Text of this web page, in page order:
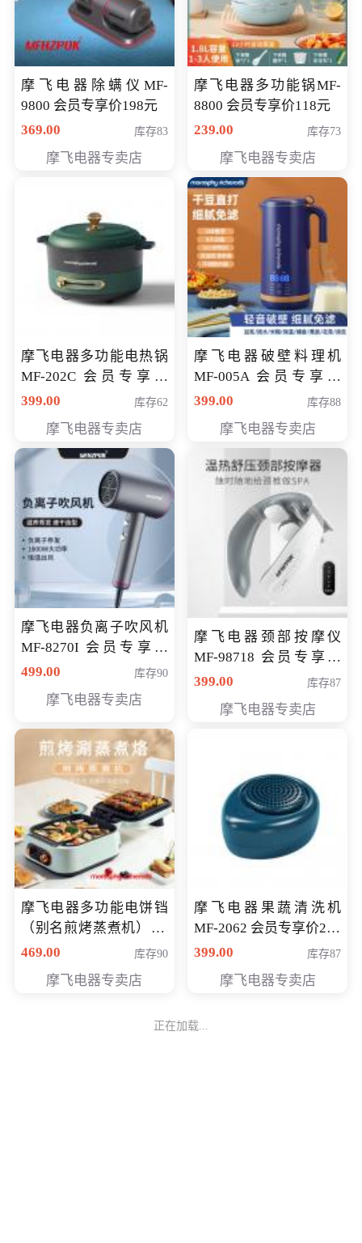
摩飞电器除螨仪MF-
9800 会员专享价198元
369.00
库存83
摩飞电器专卖店
摩飞电器多功能锅MF-
8800 会员专享价118元
239.00
库存73
摩飞电器专卖店
摩飞电器多功能电热锅
MF-202C 会员专享价
269元
399.00 库存62
摩飞电器专卖店
摩飞电器破壁料理机
MF-005A 会员专享价
198元
399.00 库存88
摩飞电器专卖店
摩飞电器负离子吹风机
MF-8270I 会员专享价
369元
499.00 库存90
摩飞电器专卖店
摩飞电器颈部按摩仪
MF-98718 会员专享价
299元
399.00 库存87
摩飞电器专卖店
摩飞电器多功能电饼铛
（别名煎烤蒸煮机） 型
号MF-8888B 会员专享
469.00 库存90
摩飞电器专卖店
摩飞电器果蔬清洗机
MF-2062 会员专享价268
元
399.00 库存87
摩飞电器专卖店
正在加载...